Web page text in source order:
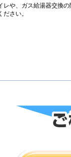
レや、ガス給湯器交換
ださい。